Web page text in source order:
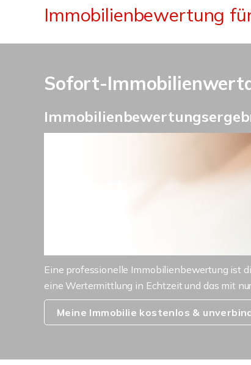
Immobilienbewertung
Sofort-
Eine professionelle Immobilienbewertung ist
eine Wertermittlung in Echtzeit und das mit
Meine Immobilie kostenlos &